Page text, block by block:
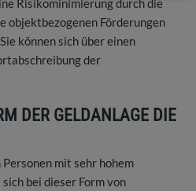
objektbezogenen Förderungen
können sich über einen
der
DER GELDANLAGE DIE
mit sehr hohem
bei dieser Form von